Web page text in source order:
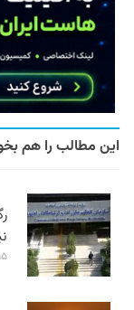
این مطالب را هم
۱۵ مرداد ۱۴۰۵